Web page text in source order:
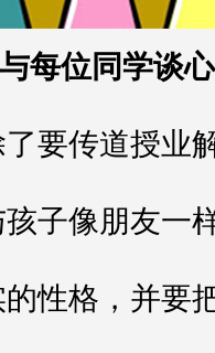
每位同学谈心
要传道授业
子像朋友一
性格，并要